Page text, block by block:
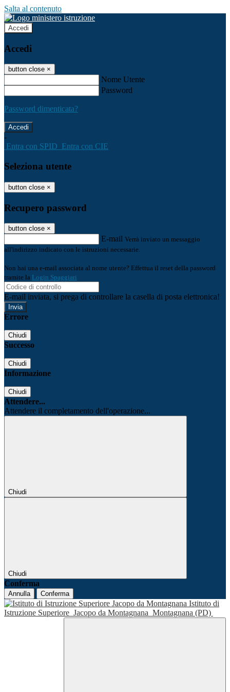
Salta al contenuto
Accedi
Accedi
button close ×
Nome Utente
Password
Password dimenticata?
-
Entra con SPID Entra con CIE
Seleziona utente
button close ×
Recupero password
button close ×
E-mail Verrà inviato un messaggio
all'indirizzo indicato con le istruzioni necessarie.
Non hai una e-mail associata al nome utente? Effettua il reset della password
tramite la Login Spaggiari
E-mail inviata, si prega di controllare la casella di posta elettronica!
Errore
Chiudi
Successo
Chiudi
Informazione
Chiudi
Attendere...
Attendere il completamento dell'operazione...
Chiudi
Chiudi
Conferma
Annulla Conferma
Istituto di
Istruzione Superiore Jacopo da Montagnana Montagnana (PD)